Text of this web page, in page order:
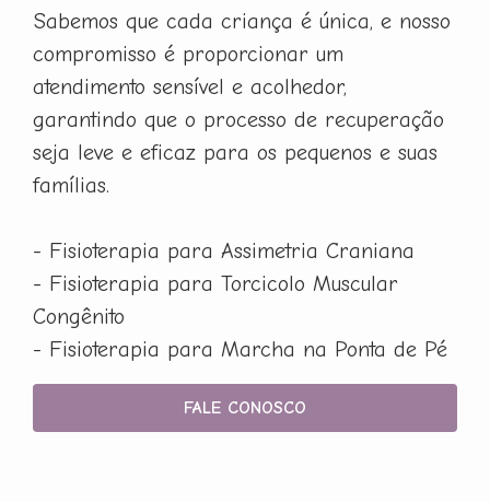
Sabemos que cada criança é única, e nosso
compromisso é proporcionar um
atendimento sensível e acolhedor,
garantindo que o processo de recuperação
seja leve e eficaz para os pequenos e suas
famílias.
- Fisioterapia para Assimetria Craniana
- Fisioterapia para Torcicolo Muscular
Congênito
- Fisioterapia para Marcha na Ponta de Pé
FALE CONOSCO